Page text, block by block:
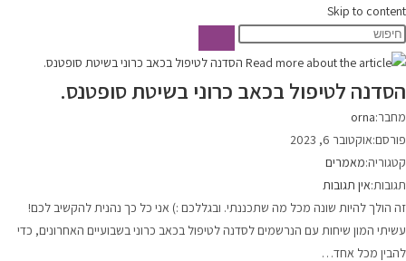
Skip to content
הסדנה לטיפול בכאב כרוני בשיטת סופטנס.
מחבר:orna
פורסם:אוקטובר 6, 2023
קטגוריה:מאמרים
תגובות:אין תגובות
זה הולך להיות שונה מכל מה שתכננתי. ובגללכם :) אני כל כך נהנית להקשיב לכם!
עשיתי המון שיחות עם הנרשמים לסדנה לטיפול בכאב כרוני בשבועיים האחרונים, כדי
להבין מכל אחד…